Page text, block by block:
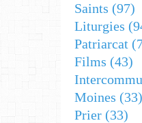
Saints (97)
Liturgies
Patriarcat
Films (43)
Moines (33)
Prier (33)